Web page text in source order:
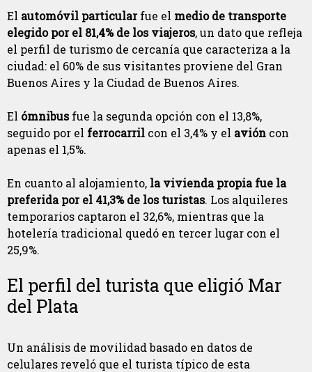
El automóvil particularfue el medio de transporte
elegido por el 81,4% de los viajeros, un dato que refleja
el perfil de turismo de cercanía que caracteriza a la
ciudad: el 60% de sus visitantes proviene del Gran
Buenos Aires y la Ciudad de Buenos Aires.
El ómnibusfue la segunda opción con el 13,8%,
seguido por el ferrocarril con el 3,4% y el avión con
apenas el 1,5%.
En cuanto al alojamiento, la vivienda propia fue la
preferida por el 41,3% de los turistas. Los alquileres
temporarios captaron el 32,6%, mientras que la
hotelería tradicional quedó en tercer lugar con el
25,9%.
El perfil del turista que eligió Mar
del Plata
Un análisis de movilidad basado en datos de
celulares reveló que el turista típico de esta